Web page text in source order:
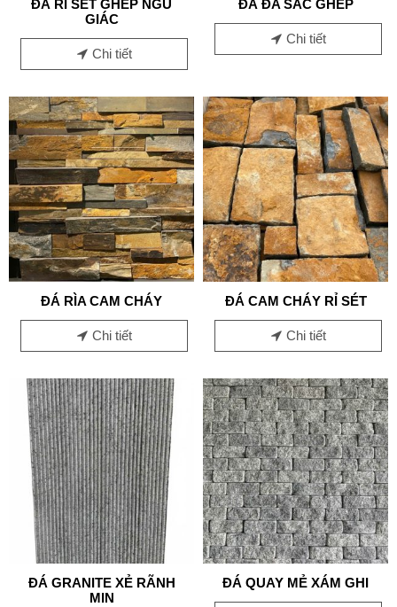
ĐÁ RỈ SÉT GHÉP NGŨ
GIÁC
Chi tiết
ĐÁ ĐA SẮC GHÉP
Chi tiết
ĐÁ RÌA CAM CHÁY
Chi tiết
ĐÁ CAM CHÁY RỈ SÉT
Chi tiết
ĐÁ GRANITE XẺ RÃNH
MIN
ĐÁ QUAY MẺ XÁM GHI